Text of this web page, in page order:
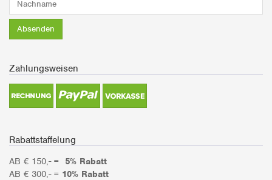
Absenden
Zahlungsweisen
Rabattstaffelung
AB € 150,- = 5% Rabatt
AB € 300,- = 10% Rabatt